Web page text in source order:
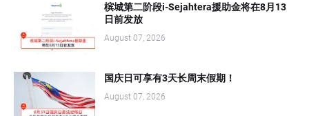
槟城第二阶段i-Sejahtera援助金将在8月13
日前发放
August 07, 2026
国庆日可享有3天长周末假期！
August 07, 2026